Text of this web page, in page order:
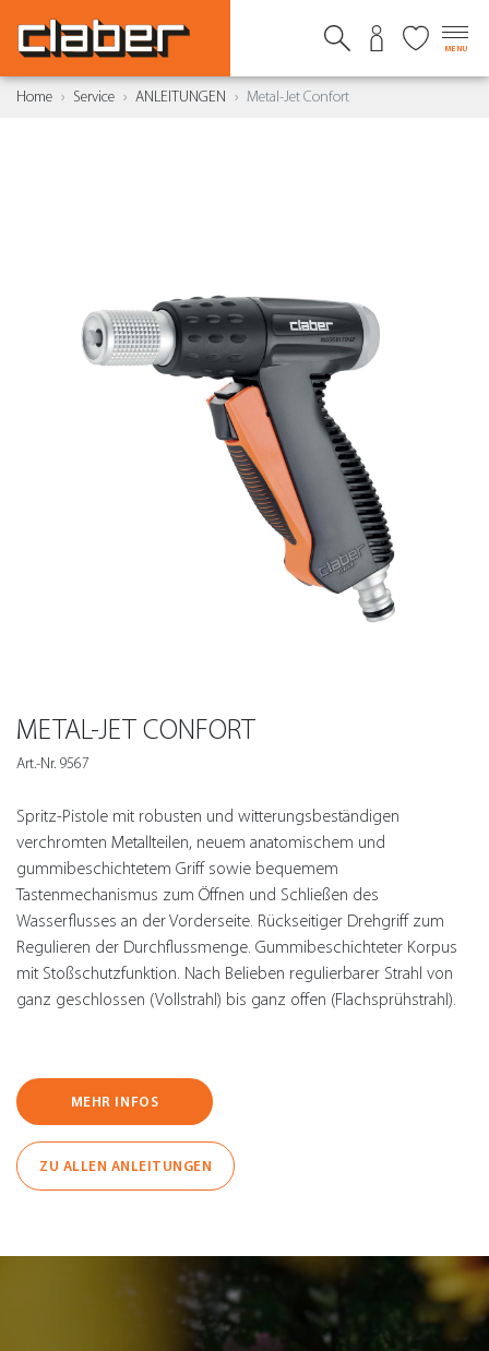
MENU
Home Service ANLEITUNGEN Metal-Jet Confort
METAL-JET CONFORT
Art.-Nr. 9567
Spritz-Pistole mit robusten und witterungsbeständigen
verchromten Metallteilen, neuem anatomischem und
gummibeschichtetem Griff sowie bequemem
Tastenmechanismus zum Öffnen und Schließen des
Wasserflusses an der Vorderseite. Rückseitiger Drehgriff zum
Regulieren der Durchflussmenge. Gummibeschichteter Korpus
mit Stoßschutzfunktion. Nach Belieben regulierbarer Strahl von
ganz geschlossen (Vollstrahl) bis ganz offen (Flachsprühstrahl).
MEHR INFOS
ZU ALLEN ANLEITUNGEN